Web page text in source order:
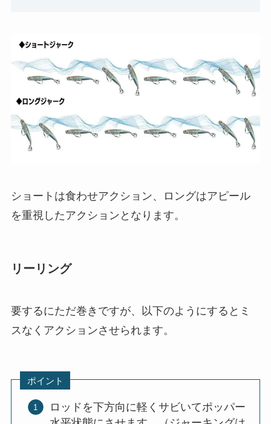
ショートは食わせアクション、ロングはアピール
を重視したアクションとなります。
リーリング
要するにただ巻きですが、以下のようにするとミ
スなくアクションさせられます。
ポイント
ロッドを下方向に軽くサビいてポッパー